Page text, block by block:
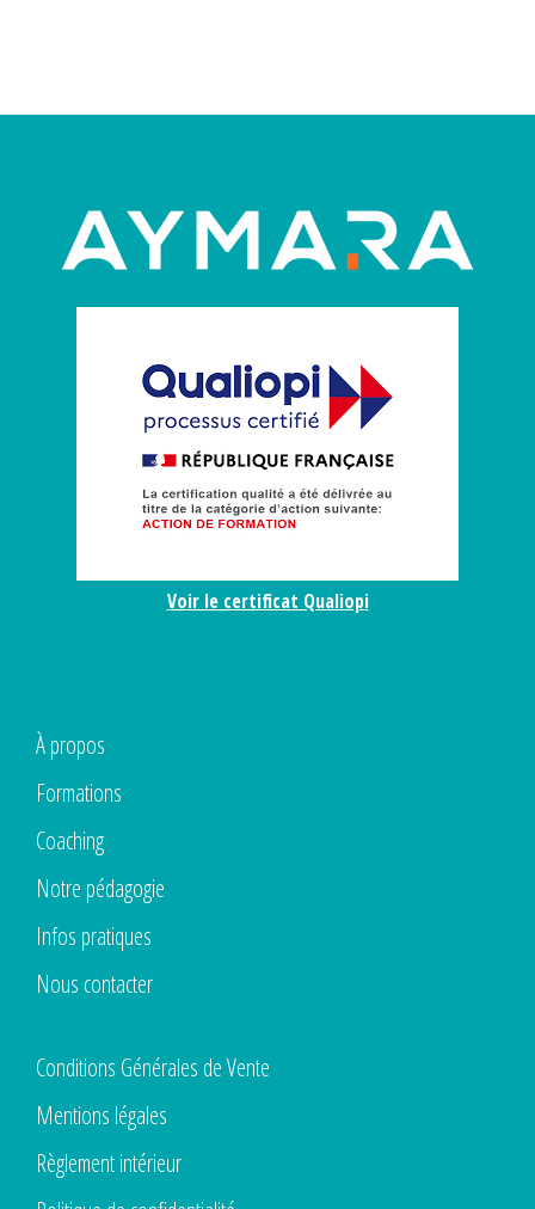
Voir le certificat Qualiopi
À propos
Formations
Coaching
Notre pédagogie
Infos pratiques
Nous contacter
Conditions Générales de Vente
Mentions légales
Règlement intérieur